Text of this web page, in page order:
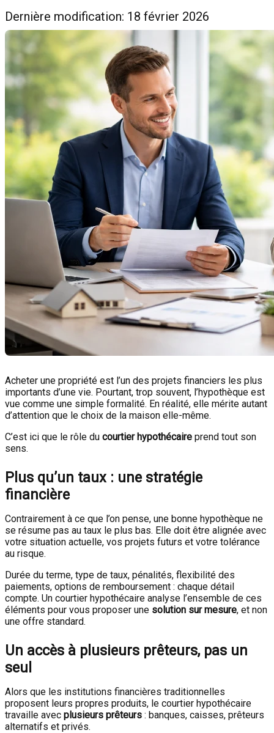
Dernière modification: 18 février 2026
Acheter une propriété est l’un des projets financiers les plus
importants d’une vie. Pourtant, trop souvent, l’hypothèque est
vue comme une simple formalité. En réalité, elle mérite autant
d’attention que le choix de la maison elle-même.
C’est ici que le rôle du courtier hypothécaire prend tout son
sens.
Plus qu’un taux : une stratégie
financière
Contrairement à ce que l’on pense, une bonne hypothèque ne
se résume pas au taux le plus bas. Elle doit être alignée avec
votre situation actuelle, vos projets futurs et votre tolérance
au risque.
Durée du terme, type de taux, pénalités, flexibilité des
paiements, options de remboursement : chaque détail
compte. Un courtier hypothécaire analyse l’ensemble de ces
éléments pour vous proposer une solution sur mesure, et non
une offre standard.
Un accès à plusieurs prêteurs, pas un
seul
Alors que les institutions financières traditionnelles
proposent leurs propres produits, le courtier hypothécaire
travaille avec plusieurs prêteurs : banques, caisses, prêteurs
alternatifs et privés.